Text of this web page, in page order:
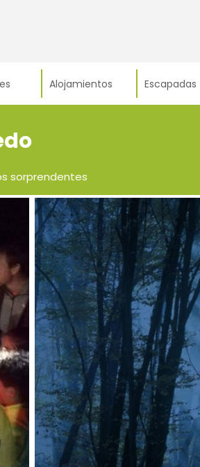
Alojamientos Escapadas
sorprendentes